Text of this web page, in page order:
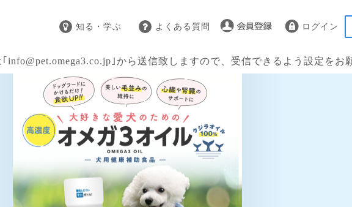
知る・学ぶ よくある質問 ログイン
info@pet.omega3.co.jp｣から送信致しますので、受信できるよう設定をお